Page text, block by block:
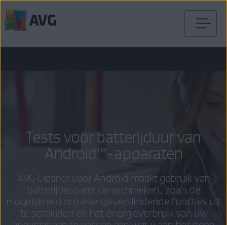
naar
Tests voor batterijduur van
Android™-apparaten
AVG Cleaner voor Android maakt gebruik van
batterijbesparende technieken, zoals de
mogelijkheid om energieverslindende functies uit
te schakelen en het energieverbruik van uw